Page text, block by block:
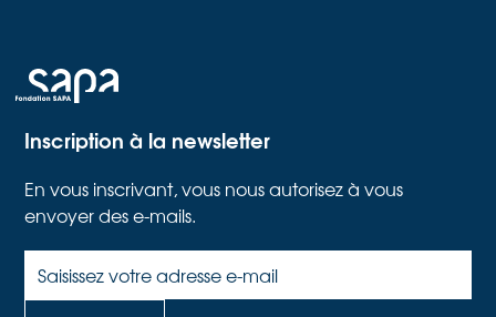
Inscription à la newsletter
En vous inscrivant, vous nous autorisez à vous
envoyer des e-mails.